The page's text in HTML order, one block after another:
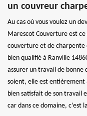
un couvreur
Au cas où vous voulez un
Marescot Couverture est ce
couverture et de
bien qualifié à Ranville
assurer un travail de bonne
soient, elle est entièrement
bien satisfait de son travail
car dans ce domaine, c’est